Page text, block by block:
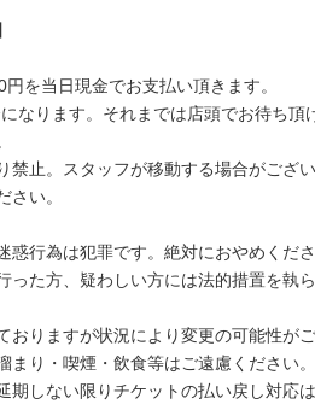
を当日現金でお支払い頂きます。
なります。それまでは店頭でお待ち頂
禁止。スタッフが移動する場合がござ
さい。
惑行為は犯罪です。絶対におやめくださ
った方、疑わしい方には法的措置を執
おりますが状況により変更の可能性がご
まり・喫煙・飲食等はご遠慮ください。
期しない限りチケットの払い戻し対応